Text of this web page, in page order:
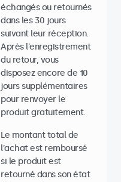
échangés ou retournés
dans les 30 jours
suivant leur réception.
Après l’enregistrement
du retour, vous
disposez encore de 10
jours supplémentaires
pour renvoyer le
produit gratuitement.
Le montant total de
l’achat est remboursé
si le produit est
retourné dans son état